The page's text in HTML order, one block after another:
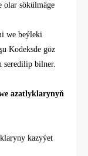
olar sökülmäge
we beýleki
Kodeksde göz
seredilip bilner.
azatlyklarynyň
kazyýet